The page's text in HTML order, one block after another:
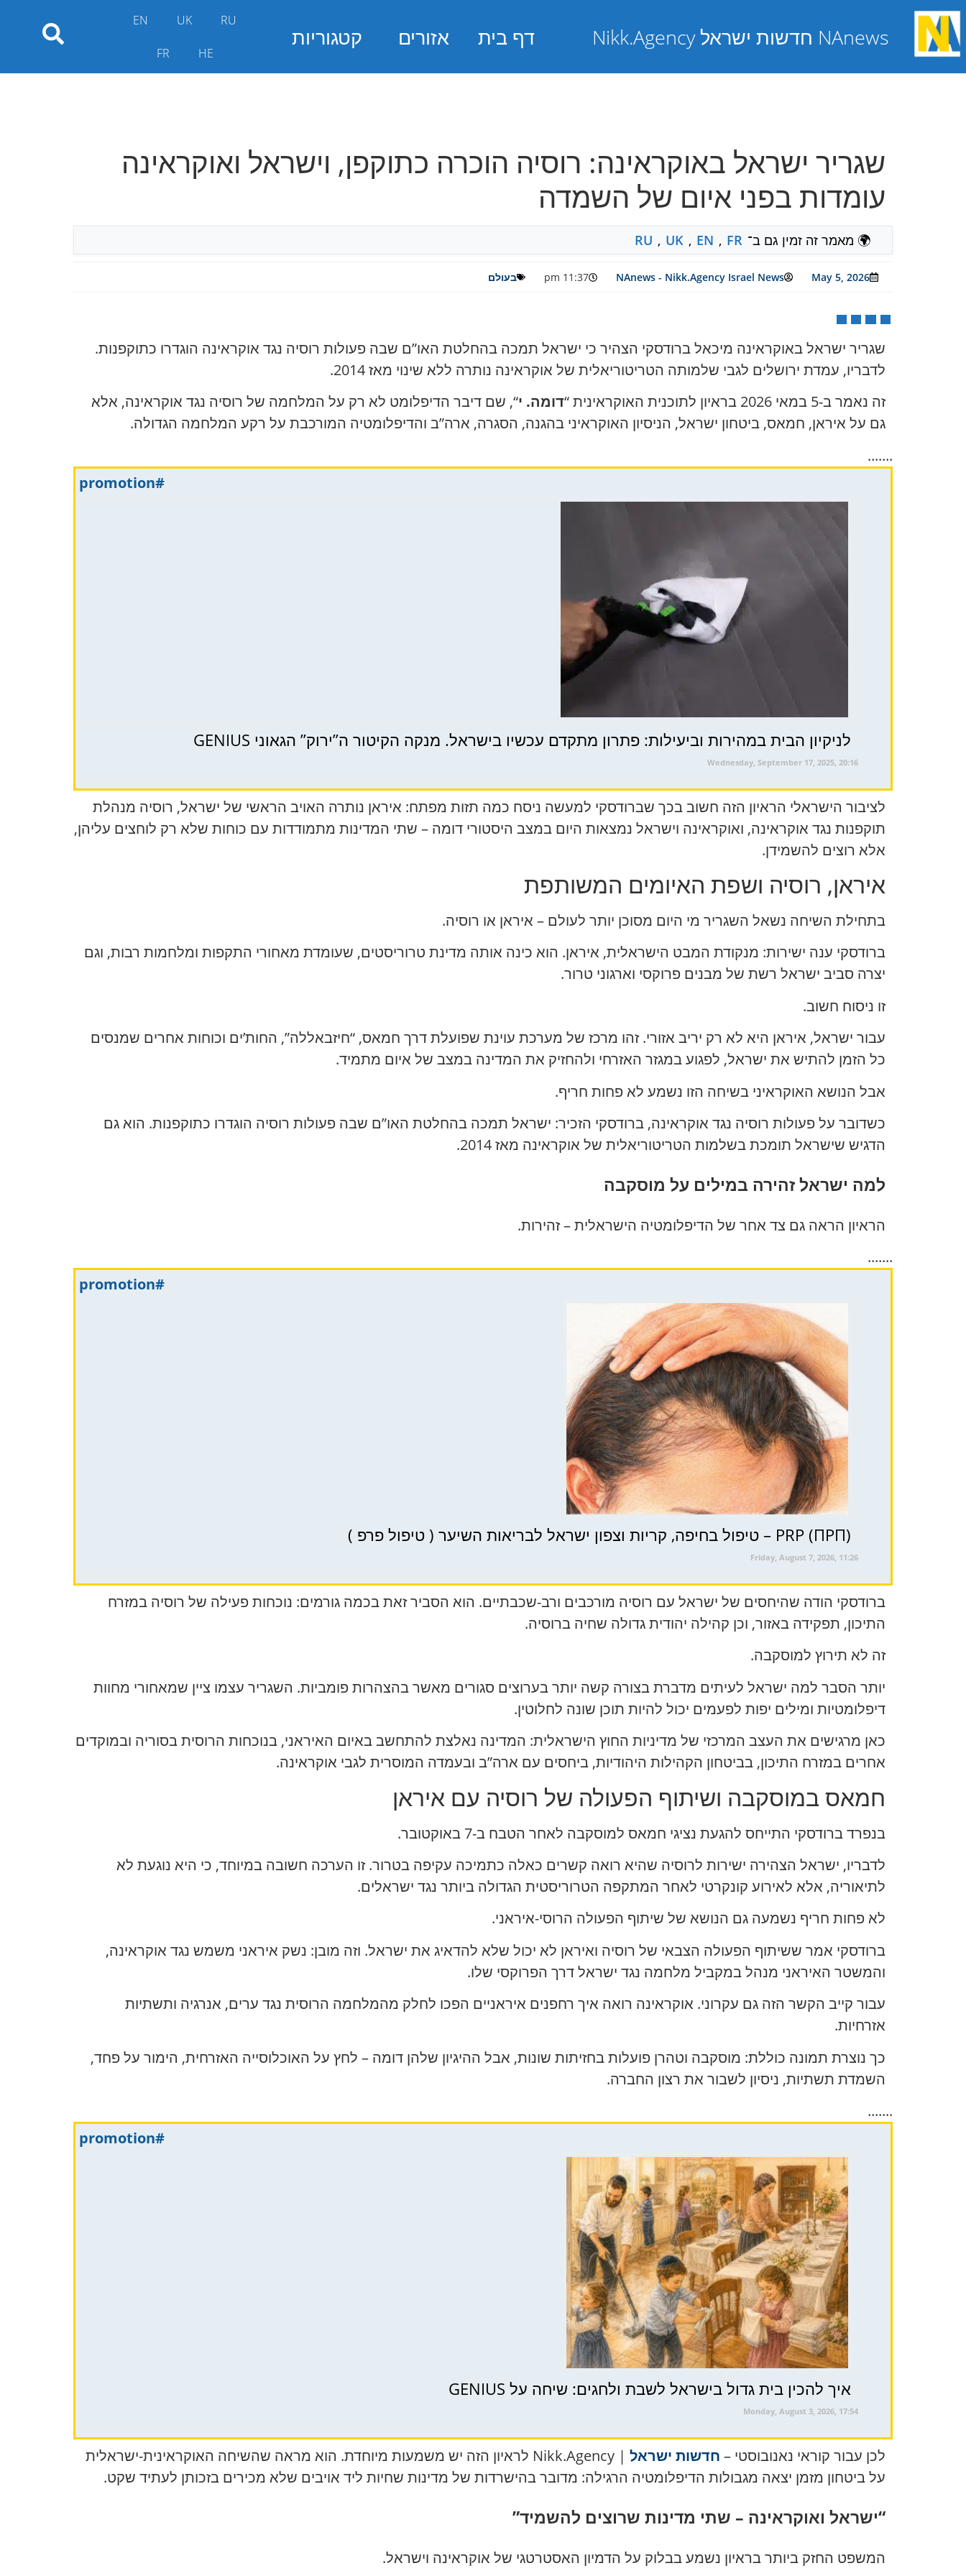
NAnews חדשות ישראל Nikk.Agency דף בית אזורים קטגוריות
RU
UK
EN
HE
FR
שגריר ישראל באוקראינה: רוסיה הוכרה כתוקפן, וישראל ואוקראינה
עומדות בפני איום של השמדה
🌍 מאמר זה זמין גם ב־ RU , UK , EN , FR
May 5, 2026
NAnews - Nikk.Agency Israel News
11:37 pm בעולם
שגריר ישראל באוקראינה מיכאל ברודסקי הצהיר כי ישראל תמכה בהחלטת האו”ם שבה פעולות רוסיה נגד אוקראינה הוגדרו כתוקפנות.
לדבריו, עמדת ירושלים לגבי שלמותה הטריטוריאלית של אוקראינה נותרה ללא שינוי מאז 2014.
זה נאמר ב-5 במאי 2026 בראיון לתוכנית האוקראינית “
דומה. י“, שם דיבר הדיפלומט לא רק על המלחמה של רוסיה נגד אוקראינה, אלא
גם על איראן, חמאס, ביטחון ישראל, הניסיון האוקראיני בהגנה, הסגרה, ארה”ב והדיפלומטיה המורכבת על רקע המלחמה הגדולה.
.......
#promotion
לניקיון הבית במהירות וביעילות: פתרון מתקדם עכשיו בישראל. מנקה הקיטור ה”ירוק” הגאוני GENIUS
Wednesday, September 17, 2025, 20:16
לציבור הישראלי הראיון הזה חשוב בכך שברודסקי למעשה ניסח כמה תזות מפתח: איראן נותרה האויב הראשי של ישראל, רוסיה מנהלת
תוקפנות נגד אוקראינה, ואוקראינה וישראל נמצאות היום במצב היסטורי דומה – שתי המדינות מתמודדות עם כוחות שלא רק לוחצים עליהן,
אלא רוצים להשמידן.
איראן, רוסיה ושפת האיומים המשותפת
בתחילת השיחה נשאל השגריר מי היום מסוכן יותר לעולם – איראן או רוסיה.
ברודסקי ענה ישירות: מנקודת המבט הישראלית, איראן. הוא כינה אותה מדינת טרוריסטים, שעומדת מאחורי התקפות ומלחמות רבות, וגם
יצרה סביב ישראל רשת של מבנים פרוקסי וארגוני טרור.
זו ניסוח חשוב.
עבור ישראל, איראן היא לא רק יריב אזורי. זהו מרכז של מערכת עוינת שפועלת דרך חמאס, “חיזבאללה”, החות’ים וכוחות אחרים שמנסים
כל הזמן להתיש את ישראל, לפגוע במגזר האזרחי ולהחזיק את המדינה במצב של איום מתמיד.
אבל הנושא האוקראיני בשיחה הזו נשמע לא פחות חריף.
כשדובר על פעולות רוסיה נגד אוקראינה, ברודסקי הזכיר: ישראל תמכה בהחלטת האו”ם שבה פעולות רוסיה הוגדרו כתוקפנות. הוא גם
הדגיש שישראל תומכת בשלמות הטריטוריאלית של אוקראינה מאז 2014.
למה ישראל זהירה במילים על מוסקבה
הראיון הראה גם צד אחר של הדיפלומטיה הישראלית – זהירות.
.......
#promotion
PRP (ПРП) – טיפול בחיפה, קריות וצפון ישראל לבריאות השיער ( טיפול פרפ )
Friday, August 7, 2026, 11:26
ברודסקי הודה שהיחסים של ישראל עם רוסיה מורכבים ורב-שכבתיים. הוא הסביר זאת בכמה גורמים: נוכחות פעילה של רוסיה במזרח
התיכון, תפקידה באזור, וכן קהילה יהודית גדולה שחיה ברוסיה.
זה לא תירוץ למוסקבה.
יותר הסבר למה ישראל לעיתים מדברת בצורה קשה יותר בערוצים סגורים מאשר בהצהרות פומביות. השגריר עצמו ציין שמאחורי מחוות
דיפלומטיות ומילים יפות לפעמים יכול להיות תוכן שונה לחלוטין.
כאן מרגישים את העצב המרכזי של מדיניות החוץ הישראלית: המדינה נאלצת להתחשב באיום האיראני, בנוכחות הרוסית בסוריה ובמוקדים
אחרים במזרח התיכון, בביטחון הקהילות היהודיות, ביחסים עם ארה”ב ובעמדה המוסרית לגבי אוקראינה.
חמאס במוסקבה ושיתוף הפעולה של רוסיה עם איראן
בנפרד ברודסקי התייחס להגעת נציגי חמאס למוסקבה לאחר הטבח ב-7 באוקטובר.
לדבריו, ישראל הצהירה ישירות לרוסיה שהיא רואה קשרים כאלה כתמיכה עקיפה בטרור. זו הערכה חשובה במיוחד, כי היא נוגעת לא
לתיאוריה, אלא לאירוע קונקרטי לאחר המתקפה הטרוריסטית הגדולה ביותר נגד ישראלים.
לא פחות חריף נשמעה גם הנושא של שיתוף הפעולה הרוסי-איראני.
ברודסקי אמר ששיתוף הפעולה הצבאי של רוסיה ואיראן לא יכול שלא להדאיג את ישראל. וזה מובן: נשק איראני משמש נגד אוקראינה,
והמשטר האיראני מנהל במקביל מלחמה נגד ישראל דרך הפרוקסי שלו.
עבור קייב הקשר הזה גם עקרוני. אוקראינה רואה איך רחפנים איראניים הפכו לחלק מהמלחמה הרוסית נגד ערים, אנרגיה ותשתיות
אזרחיות.
כך נוצרת תמונה כוללת: מוסקבה וטהרן פועלות בחזיתות שונות, אבל ההיגיון שלהן דומה – לחץ על האוכלוסייה האזרחית, הימור על פחד,
השמדת תשתיות, ניסיון לשבור את רצון החברה.
.......
#promotion
איך להכין בית גדול בישראל לשבת ולחגים: שיחה על GENIUS
Monday, August 3, 2026, 17:54
לכן עבור קוראי נאנובוסטי – חדשות ישראל
| Nikk.Agency לראיון הזה יש משמעות מיוחדת. הוא מראה שהשיחה האוקראינית-ישראלית
על ביטחון מזמן יצאה מגבולות הדיפלומטיה הרגילה: מדובר בהישרדות של מדינות שחיות ליד אויבים שלא מכירים בזכותן לעתיד שקט.
“ישראל ואוקראינה – שתי מדינות שרוצים להשמיד”
המשפט החזק ביותר בראיון נשמע בבלוק על הדמיון האסטרטגי של אוקראינה וישראל.